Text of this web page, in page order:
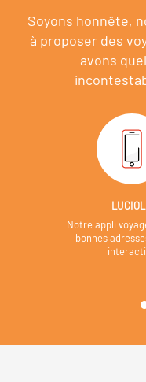
Soyons honnête,
à proposer des
avons
Notre appli
bonnes